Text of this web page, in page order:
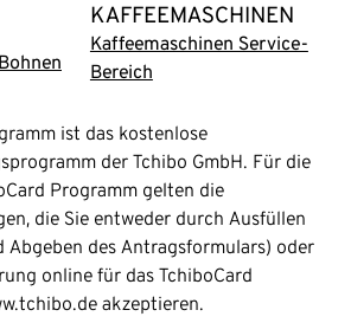
KAFFEEMASCHINEN
Kaffeemaschinen Service-
Bereich
ist das kostenlose
der Tchibo GmbH. Für die
Programm gelten die
die Sie entweder durch Ausfüllen
Abgeben des Antragsformulars) oder
online für das TchiboCard
akzeptieren.